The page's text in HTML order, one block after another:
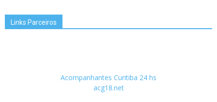
Links Parceiros
Acompanhantes Curitiba 24 hs
acg18.net